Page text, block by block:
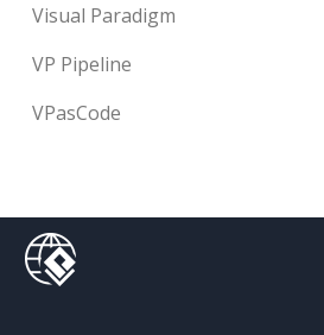
Visual Paradigm
VP Pipeline
VPasCode